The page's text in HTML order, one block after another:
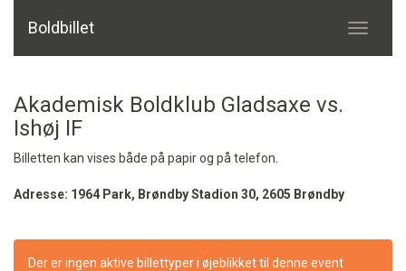
Toggle
Boldbillet
Akademisk Boldklub Gladsaxe vs.
Ishøj IF
Billetten kan vises både på papir og på telefon.
Adresse: 1964 Park, Brøndby Stadion 30, 2605 Brøndby
Der er ingen aktive billettyper i øjeblikket til denne event